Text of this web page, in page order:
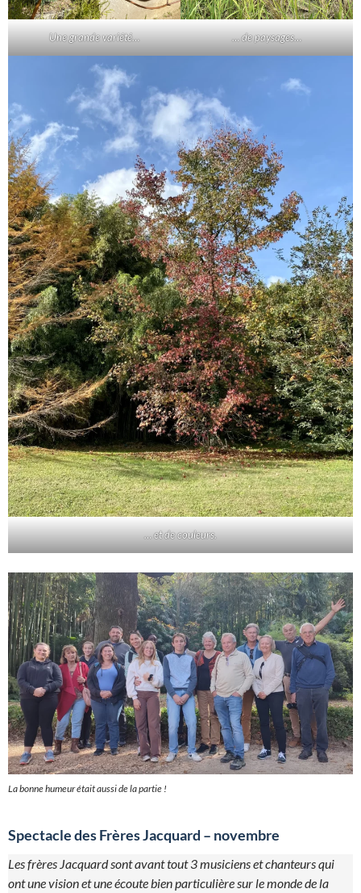
Une grande variété… … de paysages…
… et de couleurs.
La bonne humeur était aussi de la partie !
Spectacle des Frères Jacquard – novembre
Les frères Jacquard sont avant tout 3 musiciens et chanteurs qui
ont une vision et une écoute bien particulière sur le monde de la